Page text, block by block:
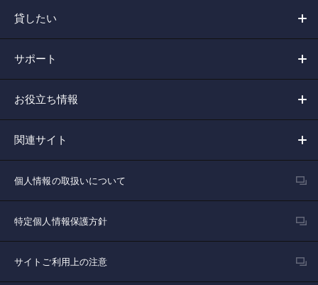
貸したい
サポート
お役立ち情報
関連サイト
個人情報の取扱いについて
特定個人情報保護方針
サイトご利用上の注意